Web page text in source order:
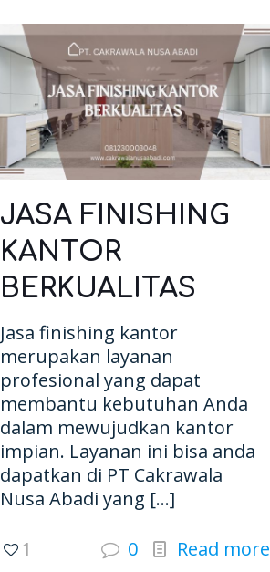
JASA FINISHING
KANTOR
BERKUALITAS
Jasa finishing kantor
merupakan layanan
profesional yang dapat
membantu kebutuhan Anda
dalam mewujudkan kantor
impian. Layanan ini bisa anda
dapatkan di PT Cakrawala
Nusa Abadi yang […]
1 0 Read more